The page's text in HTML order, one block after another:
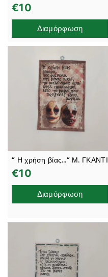
€10
Διαμόρφωση
” Η χρήση βίας…” Μ. ΓΚΑΝΤΙ
€10
Διαμόρφωση